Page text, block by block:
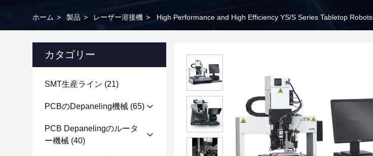
ホーム > 製品 > レーザー溶接機 > High Performance and High Efficiency YS/S Series Tabletop Robots
カタゴリー
SMT生産ライン (21)
PCBのdepaneling機械 (65)
PCB Depanelingのルータ
ー機械 (40)